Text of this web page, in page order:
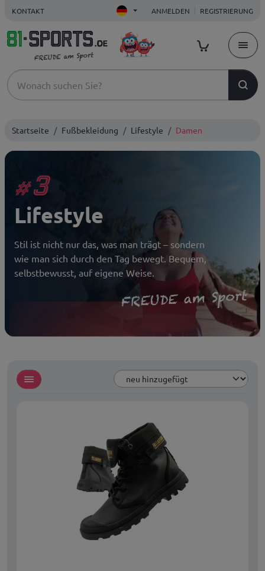
KONTAKT ANMELDEN REGISTRIERUNG
Startseite Fußbekleidung Lifestyle Damen
# 3
Lifestyle
Stil ist nicht nur das, was man trägt – sondern
wie man sich durch den Tag bewegt. Bequem,
selbstbewusst, auf eigene Weise.